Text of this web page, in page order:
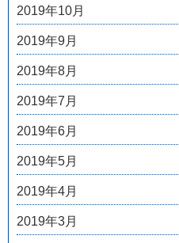
2019年10月
2019年9月
2019年8月
2019年7月
2019年6月
2019年5月
2019年4月
2019年3月